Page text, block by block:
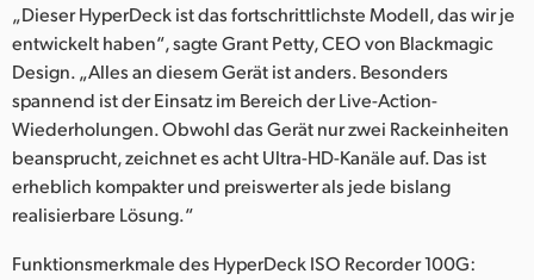
„Dieser HyperDeck ist das fortschrittlichste Modell, das wir je
entwickelt haben“, sagte Grant Petty, CEO von Blackmagic
Design. „Alles an diesem Gerät ist anders. Besonders
spannend ist der Einsatz im Bereich der Live-Action-
Wiederholungen. Obwohl das Gerät nur zwei Rackeinheiten
beansprucht, zeichnet es acht Ultra-HD-Kanäle auf. Das ist
erheblich kompakter und preiswerter als jede bislang
realisierbare Lösung.“
Funktionsmerkmale des HyperDeck ISO Recorder 100G: